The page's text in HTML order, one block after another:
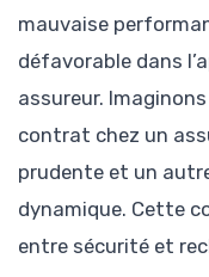
mauvaise
défavorable dans
assureur.
contrat chez un
prudente et un
dynamique. Cette
entre sécurité et